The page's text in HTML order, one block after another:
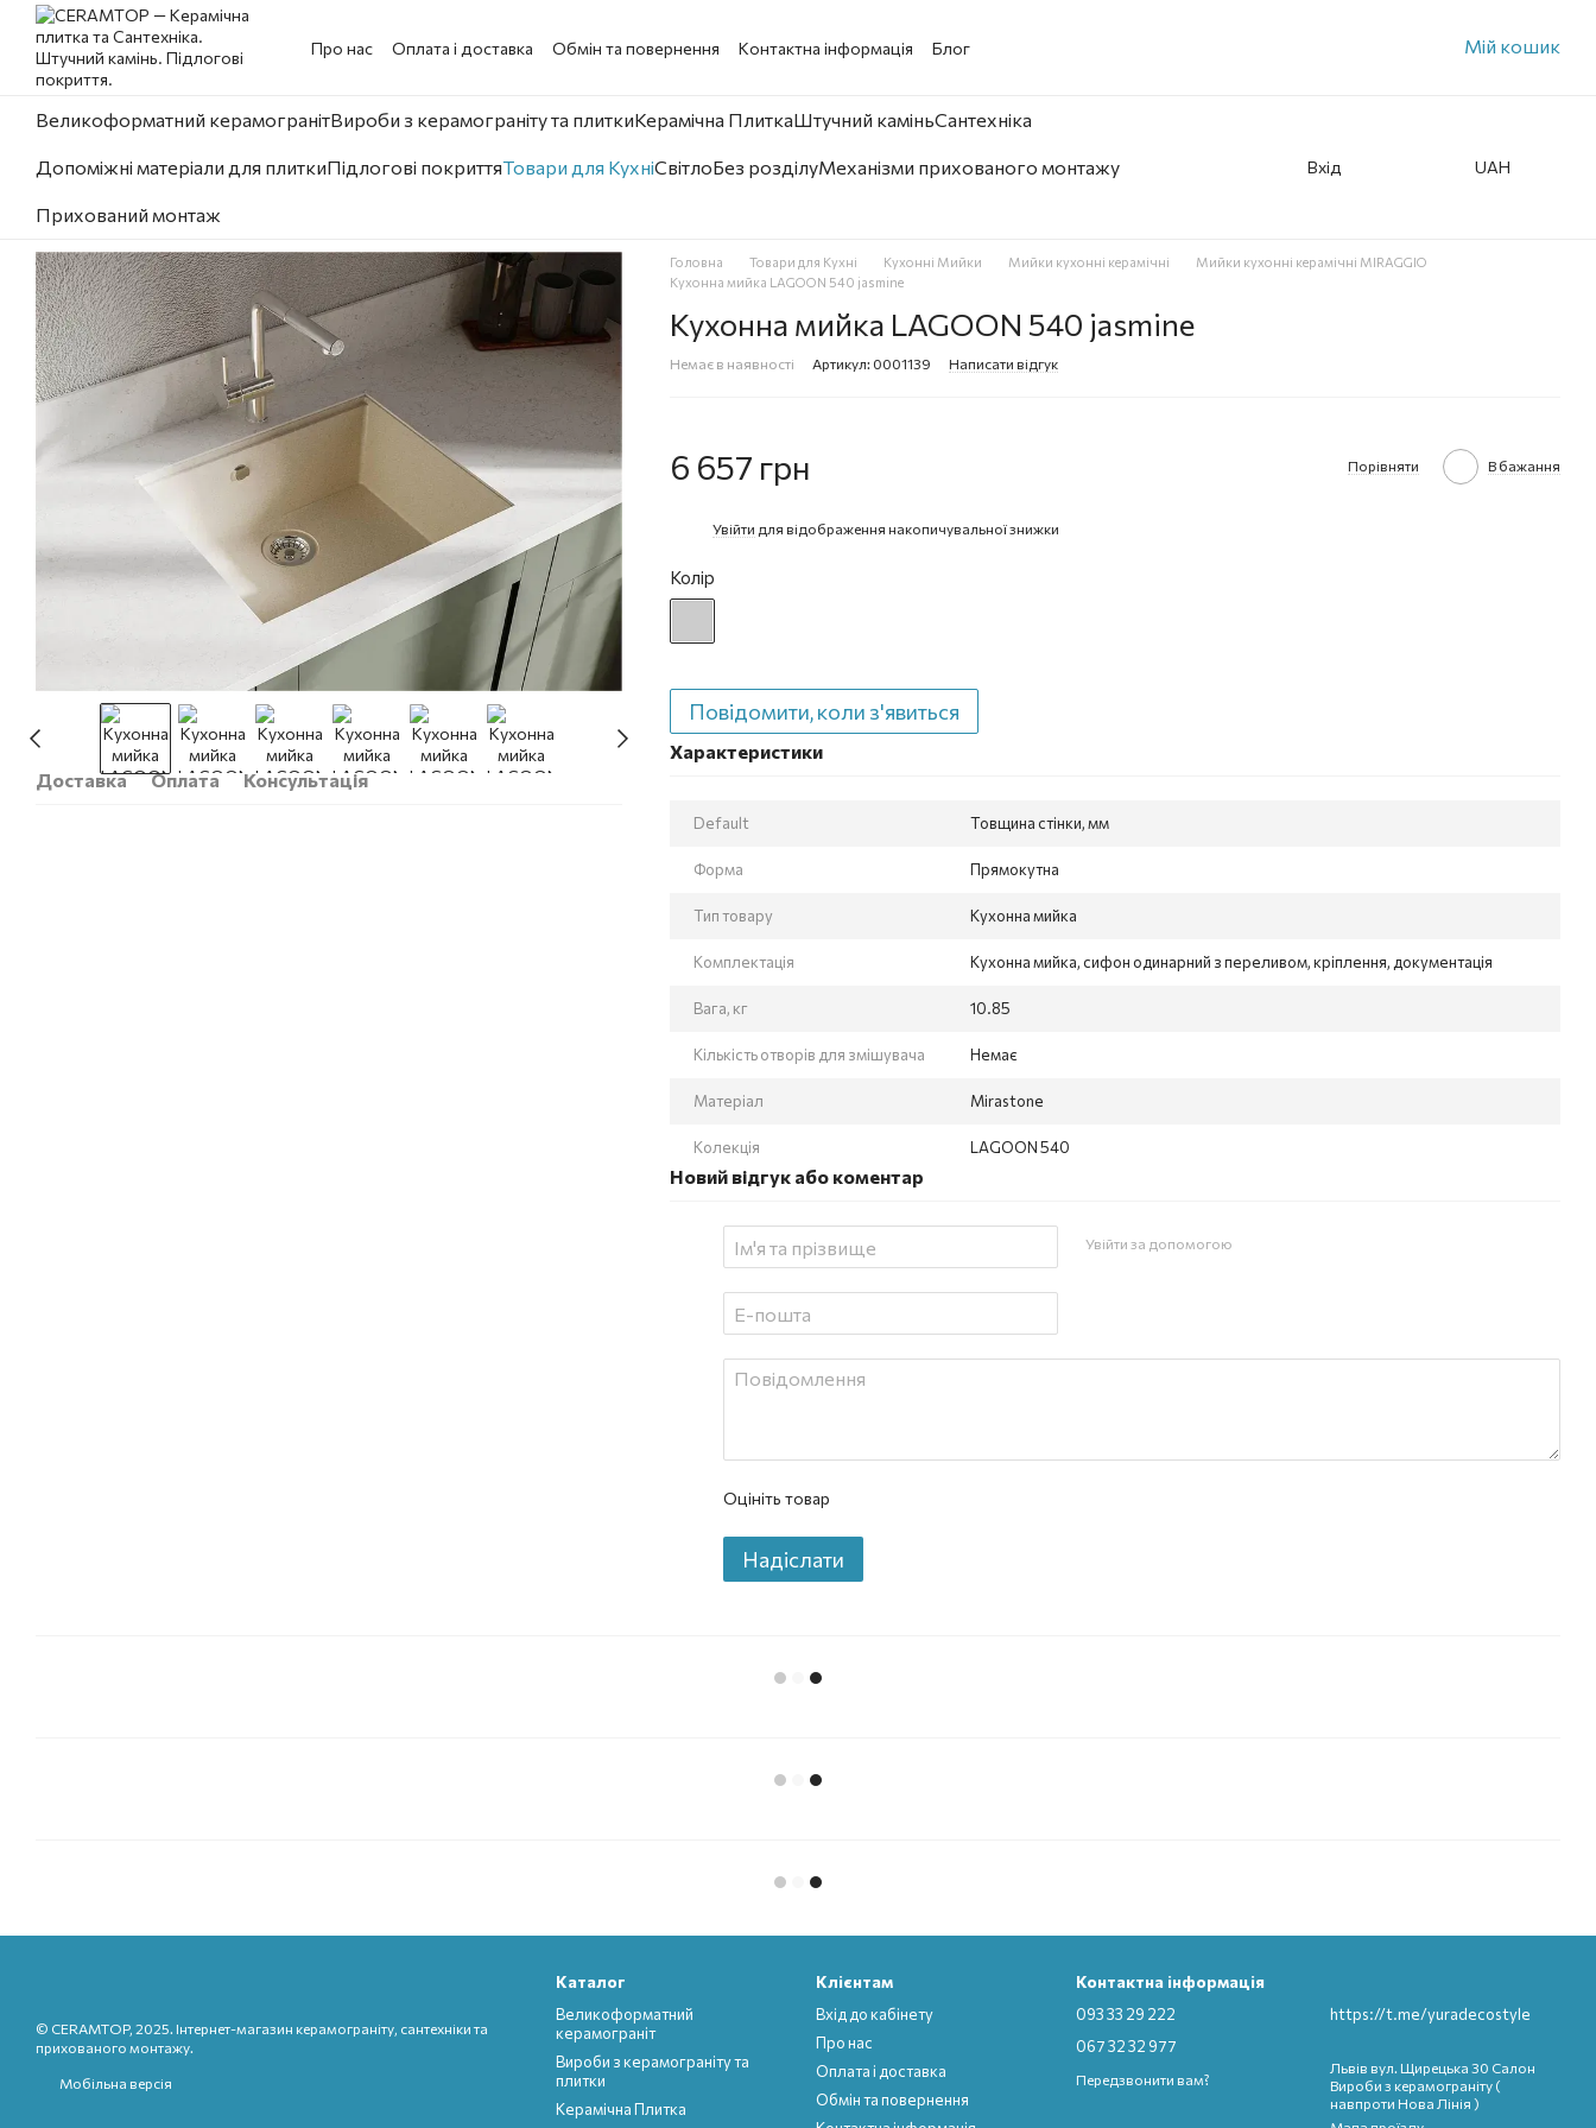
Перейти до основного контенту
Про нас
Оплата і доставка Обмін та повернення Контактна інформація Блог Мій кошик
Великоформатний керамогранітВироби з керамограніту та плиткиКерамічна ПлиткаШтучний каміньСантехніка
Допоміжні матеріали для плиткиПідлогові покриттяТовари для КухніСвітлоБез розділуМеханізми прихованого монтажу
Прихований монтаж
Вхід UAH
Доставка Оплата Консультація
Головна Товари для Кухні Кухонні Мийки Мийки кухонні керамічні
Мийки кухонні керамічні MIRAGGIO
Кухонна мийка LAGOON 540 jasmine
Кухонна мийка LAGOON 540 jasmine
Немає в наявності Артикул: 0001139 Написати відгук
6 657 грн Порівняти В бажання
Увійти для відображення накопичувальної знижки
Колір
Повідомити, коли з'явиться
Характеристики
Default Товщина стінки, мм
Форма Прямокутна
Тип товару Кухонна мийка
Комплектація Кухонна мийка, сифон одинарний з переливом, кріплення, документація
Вага, кг 10.85
Кількість отворів для змішувача Немає
Матеріал Mirastone
Колекція LAGOON 540
Новий відгук або коментар
Увійти за допомогою
Оцініть товар
Надіслати
© CERAMTOP, 2025. Інтернет-магазин керамограніту, сантехніки та
прихованого монтажу.
Мобільна версія
Каталог
Великоформатний
керамограніт
Вироби з керамограніту та
плитки
Керамічна Плитка
Клієнтам
Вхід до кабінету
Про нас
Оплата і доставка
Обмін та повернення
Контактна інформація
093 33 29 222
067 32 32 977
Передзвонити вам?
https://t.me/yuradecostyle
Львів вул. Щирецька 30 Салон
Вироби з керамограніту (
навпроти Нова Лінія )